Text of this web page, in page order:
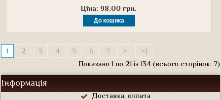
Ціна: 98.00 грн.
1 2 3 4 5 6 7 >
>|
Показано 1 по 21 із 134 (всього сторінок: 7)
Інформація
Доставка, оплата